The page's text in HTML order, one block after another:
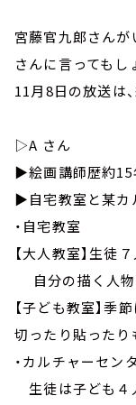
宮藤官九郎さんが
さんに言ってもし
11月8日の放送は
▷A さん
▶絵画講師歴約15
▶︎自宅教室と某カ
・自宅教室
【大人教室】生徒
自分の描く人物
【子ども教室】季
切ったり貼ったり
・カルチャーセン
生徒は子ども４